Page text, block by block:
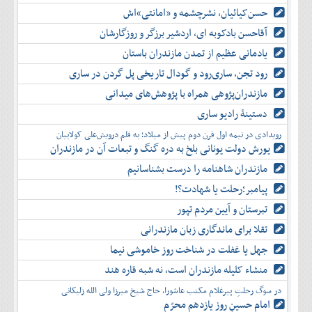
حسن‌کیائیان، نشرچشمه و «امانتی»اش
آقاحسن بادکوبه ای، اردشیر برزگر و روزگارشان
یادمانی عظیم از تمدن مازندران باستان
رود تجن، ساری‌رود و گودال تاریخی پل گردن در ساری
مازندران‌پژوهی همراه با پژوهش‌های میدانی
دستینۀ رادیو ساری
رویدادی در نیمه اول قرن دوم پیش از میلاد؛ به قلم درویش‌علی کولاییان
یورش دولت یونانی بلخ به دره گنگ و تبعات آن در مازندران
مازندران شاهنامه را درست بشناسانیم
پیامبر؛رحلت یا شهادت؟!
تبرستان و آیین مردم تپور
تقلا برای ماندگاری زبان مازندرانی
جهل یا غفلت در شناخت روز خاموشی نیما
منشاء کلیله مازندران است، نه شبه قاره هند
در سوگ رحلتِ پیرغلام مکتب عاشورا، حاج شیخ میرزا ولی الله زلیکانی
امام حسینِ روز یازدهم محرّم